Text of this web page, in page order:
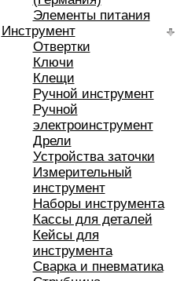
Элементы питания
Инструмент
Отвертки
Ключи
Клещи
Ручной инструмент
Ручной
электроинструмент
Дрели
Устройства заточки
Измерительный
инструмент
Наборы инструмента
Кассы для деталей
Кейсы для
инструмента
Сварка и пневматика